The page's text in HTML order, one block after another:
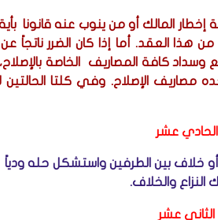
إخطار المالك أو من ينوب عنه قانونا
من هذا العقد. أما إذا كان الضرر
كافة المصاريف الخاصة بالإصلاح،
مصاريف الإصلاح. وفي كلتا الحالتين
الحادي عشر
خلاف بين الطرفين واستشكل حله
النزاع والخلاف.
الثاني عشر